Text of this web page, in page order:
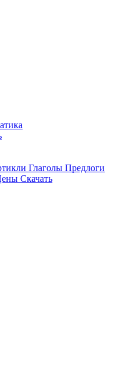
Глаголы Предлоги
Скачать